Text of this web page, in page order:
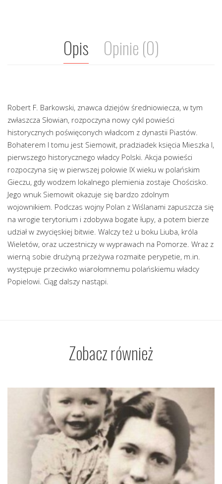
Opis Opinie (0)
Robert F. Barkowski, znawca dziejów średniowiecza, w tym
zwłaszcza Słowian, rozpoczyna nowy cykl powieści
historycznych poświęconych władcom z dynastii Piastów.
Bohaterem I tomu jest Siemowit, pradziadek księcia Mieszka I,
pierwszego historycznego władcy Polski. Akcja powieści
rozpoczyna się w pierwszej połowie IX wieku w polańskim
Gieczu, gdy wodzem lokalnego plemienia zostaje Chościsko.
Jego wnuk Siemowit okazuje się bardzo zdolnym
wojownikiem. Podczas wojny Polan z Wiślanami zapuszcza się
na wrogie terytorium i zdobywa bogate łupy, a potem bierze
udział w zwycięskiej bitwie. Walczy też u boku Liuba, króla
Wieletów, oraz uczestniczy w wyprawach na Pomorze. Wraz z
wierną sobie drużyną przeżywa rozmaite perypetie, m.in.
występuje przeciwko wiarołomnemu polańskiemu władcy
Popielowi. Ciąg dalszy nastąpi.
Zobacz również